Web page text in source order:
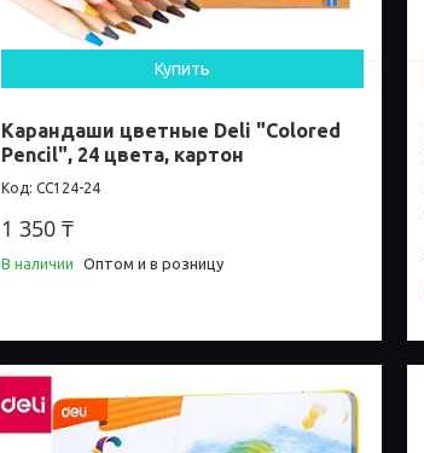
Купить
Карандаши цветные Deli "Colored
Pencil", 24 цвета, картон
CC124-24
1 350 ₸
В наличии Оптом и в розницу